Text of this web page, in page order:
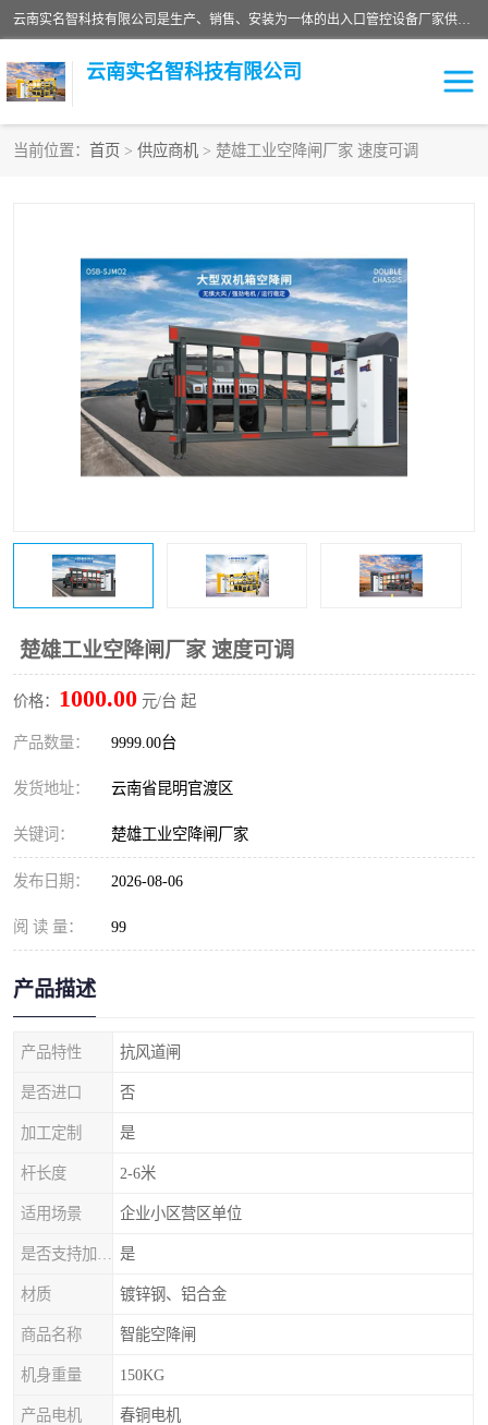
云南实名智科技有限公司是生产、销售、安装为一体的出入口管控设备厂家供应商。主营:电动伸缩门、道闸、广告道闸、重型空降闸、车牌识别、门禁通道、升降柱、岗亭、旗杆等智能设备。主营产品: 电动伸缩门,道闸门禁,车牌识别 生产、销售、安装为一体的出入口管控设备厂家源头供应商。
云南实名智科技有限公司
当前位置： 首页 > 供应商机 > 楚雄工业空降闸厂家 速度可调
楚雄工业空降闸厂家 速度可调
价格： 1000.00 元/台 起
产品数量： 9999.00台
发货地址： 云南省昆明官渡区
关键词： 楚雄工业空降闸厂家
发布日期： 2026-08-06
阅 读 量： 99
产品描述
产品特性 抗风道闸
是否进口 否
加工定制 是
杆长度 2-6米
适用场景 企业小区营区单位
是
材质 镀锌钢、铝合金
商品名称 智能空降闸
机身重量 150KG
产品电机 春铜电机
升降门系列 通道闸系列
小门系列 伸缩门